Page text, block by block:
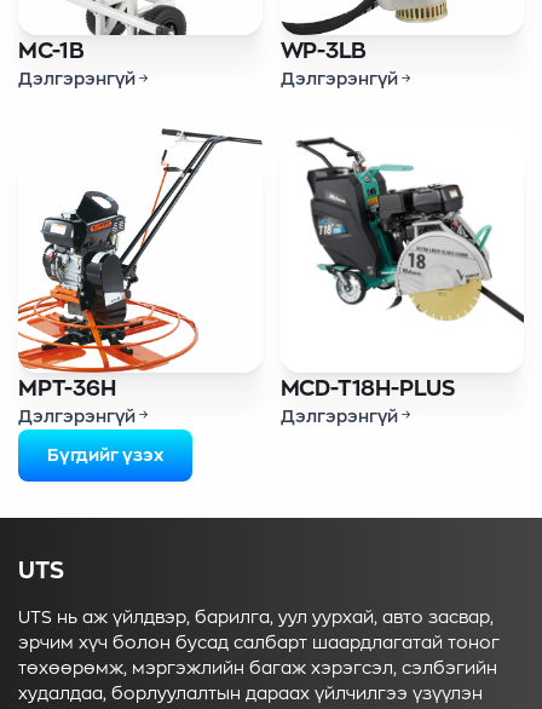
MC-1B
Дэлгэрэнгүй
WP-3LB
Дэлгэрэнгүй
MPT-36H
Дэлгэрэнгүй
MCD-T18H-PLUS
Дэлгэрэнгүй
Бүгдийг үзэх
UTS
UTS нь аж үйлдвэр, барилга, уул уурхай, авто засвар,
эрчим хүч болон бусад салбарт шаардлагатай тоног
төхөөрөмж, мэргэжлийн багаж хэрэгсэл, сэлбэгийн
худалдаа, борлуулалтын дараах үйлчилгээ үзүүлэн